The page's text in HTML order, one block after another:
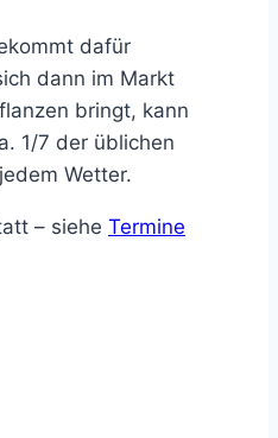
dafür
dann im Markt
bringt, kann
1/7 der üblichen
Wetter.
– siehe Termine